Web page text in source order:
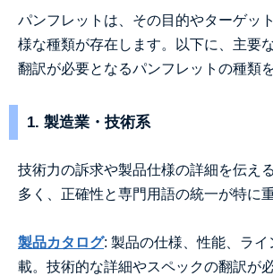
パンフレットは、その目的やターゲッ
様な種類が存在します。以下に、主要
翻訳が必要となるパンフレットの種類
1. 製造業・技術系
技術力の訴求や製品仕様の詳細を伝え
多く、正確性と専門用語の統一が特に
製品カタログ: 製品の仕様、性能、ラ
載。技術的な詳細やスペックの翻訳が必